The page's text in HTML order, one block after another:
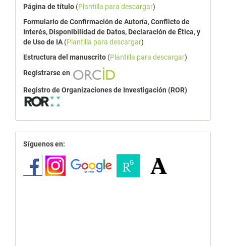
Página de título (Plantilla para descargar)
Formulario de Confirmación de Autoría, Conflicto de
Interés, Disponibilidad de Datos, Declaración de Ética, y
de Uso de IA (Plantilla para descargar)
Estructura del manuscrito (Plantilla para descargar)
Registrarse en
Registro de Organizaciones de Investigación (ROR)
redes
Síguenos en: